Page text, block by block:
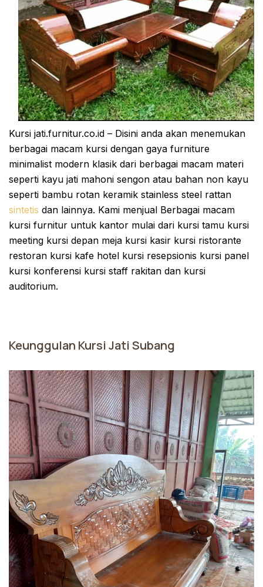
Kursi jati.furnitur.co.id – Disini anda akan menemukan
berbagai macam kursi dengan gaya furniture
minimalist modern klasik dari berbagai macam materi
seperti kayu jati mahoni sengon atau bahan non kayu
seperti bambu rotan keramik stainless steel rattan
sintetis dan lainnya. Kami menjual Berbagai macam
kursi furnitur untuk kantor mulai dari kursi tamu kursi
meeting kursi depan meja kursi kasir kursi ristorante
restoran kursi kafe hotel kursi resepsionis kursi panel
kursi konferensi kursi staff rakitan dan kursi
auditorium.
Keunggulan Kursi Jati Subang